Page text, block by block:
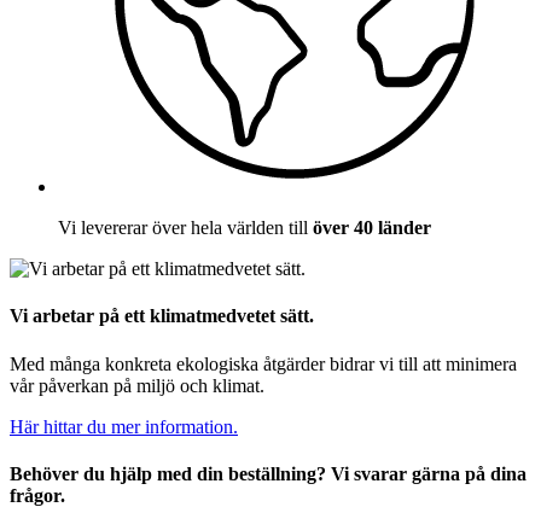
Vi levererar över hela världen till över 40 länder
Vi arbetar på ett klimatmedvetet sätt.
Med många konkreta ekologiska åtgärder bidrar vi till att minimera
vår påverkan på miljö och klimat.
Här hittar du mer information.
Behöver du hjälp med din beställning? Vi svarar gärna på dina
frågor.